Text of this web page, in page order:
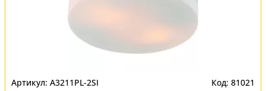
A3211PL-2SI 81021